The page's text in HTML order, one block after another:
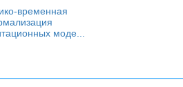
временная
моде...